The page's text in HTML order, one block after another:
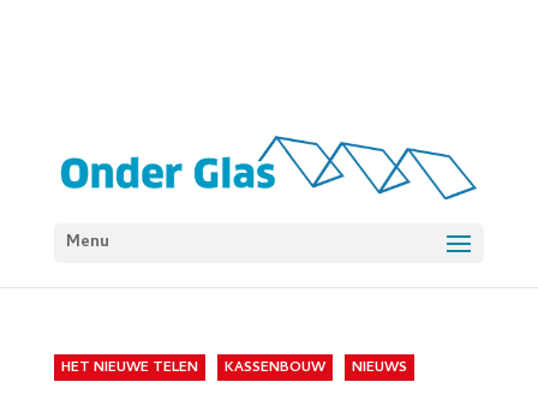
Menu
HET NIEUWE TELEN KASSENBOUW NIEUWS